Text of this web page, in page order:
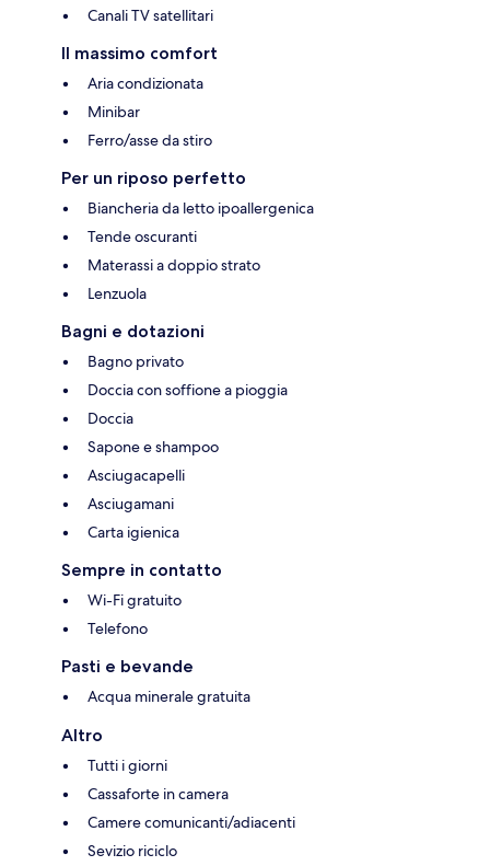
Canali TV satellitari
Il massimo comfort
Aria condizionata
Minibar
Ferro/asse da stiro
Per un riposo perfetto
Biancheria da letto ipoallergenica
Tende oscuranti
Materassi a doppio strato
Lenzuola
Bagni e dotazioni
Bagno privato
Doccia con soffione a pioggia
Doccia
Sapone e shampoo
Asciugacapelli
Asciugamani
Carta igienica
Sempre in contatto
Wi-Fi gratuito
Telefono
Pasti e bevande
Acqua minerale gratuita
Altro
Tutti i giorni
Cassaforte in camera
Camere comunicanti/adiacenti
Sevizio riciclo